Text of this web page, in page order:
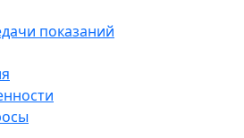
показаний